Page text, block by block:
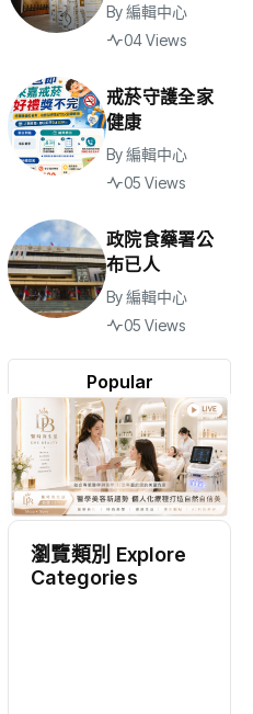
Popular
By編輯中心
04 Views
戒菸守護全家
健康
By編輯中心
05 Views
政院食藥署公
布已人
By編輯中心
05 Views
瀏覽類別 Explore
Categories